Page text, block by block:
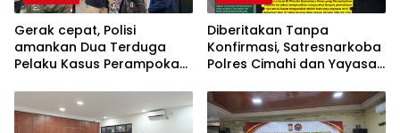
Gerak cepat, Polisi
amankan Dua Terduga
Pelaku Kasus Perampokan
Ambarawa.
Diberitakan Tanpa
Konfirmasi, Satresnarkoba
Polres Cimahi dan Yayasan
Sepihak